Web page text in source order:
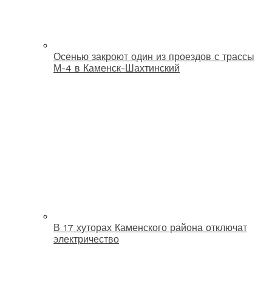
Осенью закроют один из проездов с трассы
М-4 в Каменск-Шахтинский
В 17 хуторах Каменского района отключат
электричество